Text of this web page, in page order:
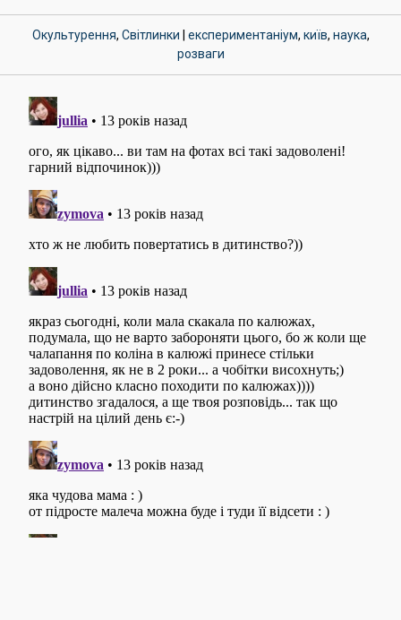
Окультурення, Світлинки експериментаніум, київ, наука,
розваги